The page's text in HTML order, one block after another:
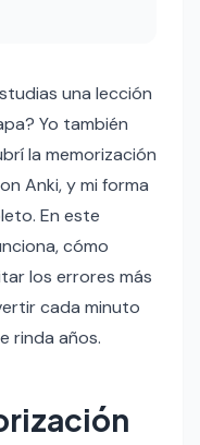
una lección
Yo también
la memorización
Anki, y mi forma
En este
cómo
los errores más
cada minuto
rinda años.